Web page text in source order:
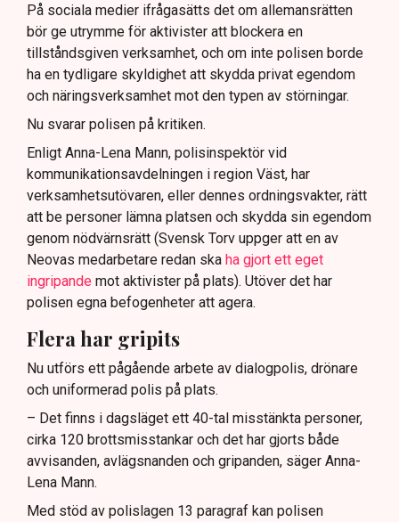
På sociala medier ifrågasätts det om allemansrätten
bör ge utrymme för aktivister att blockera en
tillståndsgiven verksamhet, och om inte polisen borde
ha en tydligare skyldighet att skydda privat egendom
och näringsverksamhet mot den typen av störningar.
Nu svarar polisen på kritiken.
Enligt Anna-Lena Mann, polisinspektör vid
kommunikationsavdelningen i region Väst, har
verksamhetsutövaren, eller dennes ordningsvakter, rätt
att be personer lämna platsen och skydda sin egendom
genom nödvärnsrätt (Svensk Torv uppger att en av
Neovas medarbetare redan ska ha gjort ett eget
ingripande mot aktivister på plats). Utöver det har
polisen egna befogenheter att agera.
Flera har gripits
Nu utförs ett pågående arbete av dialogpolis, drönare
och uniformerad polis på plats.
– Det finns i dagsläget ett 40-tal misstänkta personer,
cirka 120 brottsmisstankar och det har gjorts både
avvisanden, avlägsnanden och gripanden, säger Anna-
Lena Mann.
Med stöd av polislagen 13 paragraf kan polisen